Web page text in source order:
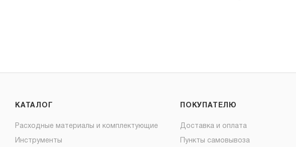
КАТАЛОГ
Расходные материалы и комплектующие
Инструменты
ПОКУПАТЕЛЮ
Доставка и оплата
Пункты самовывоза